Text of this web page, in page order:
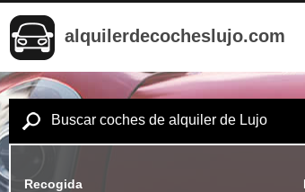
alquilerdecocheslujo.com
Buscar coches de alquiler de Lujo
Recogida